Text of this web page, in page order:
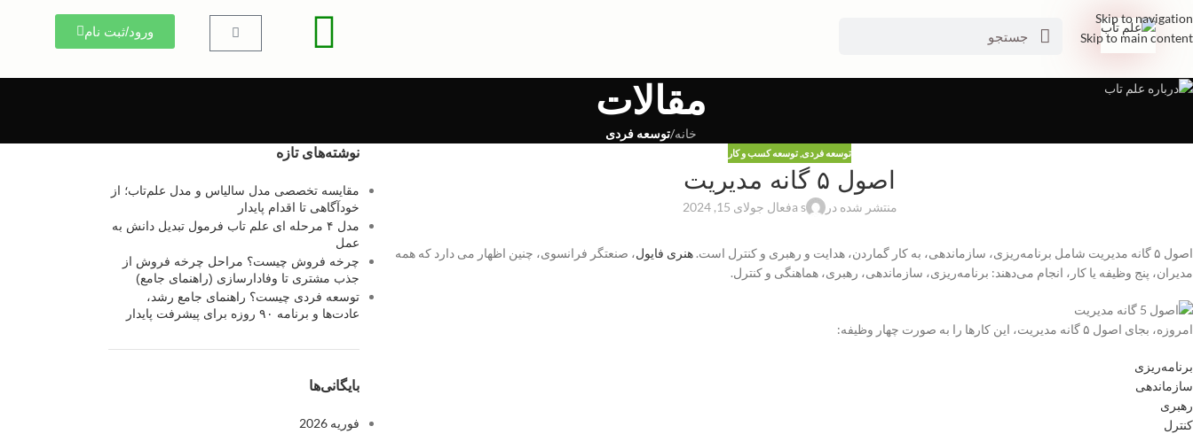
Skip to navigation
Skip to main content
ورود/ثبت نام
مقالات
خانه/توسعه فردی
توسعه فردی,توسعه کسب و کار
اصول ۵ گانه مدیریت
منتشر شده در a sفعال جولای 15, 2024
اصول ۵ گانه مدیریت شامل برنامه‌ریزی، سازماندهی، به کار گماردن، هدایت و رهبری و کنترل است. هنری فایول، صنعتگر فرانسوی، چنین اظهار می دارد که همه
مدیران، پنج وظیفه یا کار، انجام می‌دهند: برنامه‌ریزی، سازماندهی، رهبری، هماهنگی و کنترل.
امروزه، بجای اصول ۵ گانه مدیریت، این کارها را به صورت چهار وظیفه:
برنامه‌ریزی
سازماندهی
رهبری
کنترل
نوشته‌های تازه
مقایسه تخصصی مدل سالیاس و مدل علم‌تاب؛ از
خودآگاهی تا اقدام پایدار
مدل ۴ مرحله ای علم تاب فرمول تبدیل دانش به
عمل
چرخه فروش چیست؟ مراحل چرخه فروش از
جذب مشتری تا وفادارسازی (راهنمای جامع)
توسعه فردی چیست؟ راهنمای جامع رشد،
عادت‌ها و برنامه ۹۰ روزه برای پیشرفت پایدار
بایگانی‌ها
فوریه 2026